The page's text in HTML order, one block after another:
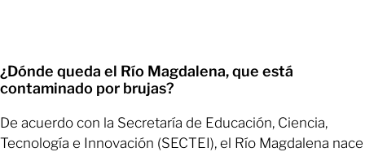
¿Dónde queda el Río Magdalena, que está
contaminado por brujas?
De acuerdo con la Secretaría de Educación, Ciencia,
Tecnología e Innovación (SECTEI), el Río Magdalena nace